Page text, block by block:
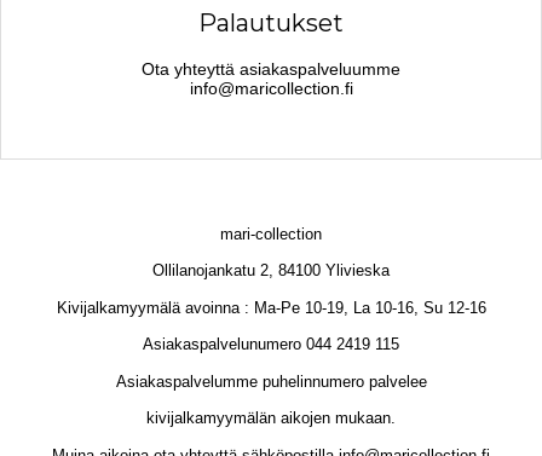
Palautukset
Ota yhteyttä asiakaspalveluumme
info@maricollection.fi
mari-collection
Ollilanojankatu 2, 84100 Ylivieska
Kivijalkamyymälä avoinna : Ma-Pe 10-19, La 10-16, Su 12-16
Asiakaspalvelunumero 044 2419 115
Asiakaspalvelumme puhelinnumero palvelee
kivijalkamyymälän aikojen mukaan.